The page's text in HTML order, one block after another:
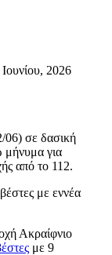
2026
06) σε δασική
μήνυμα για
από το 112.
με εννέα
Ακραίφνιο
με 9